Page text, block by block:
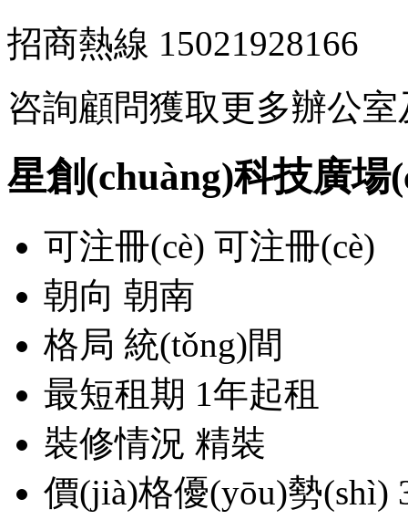
招商熱線 15021928166
咨詢顧問獲取更多辦公
星創(chuàng)科技廣場
可注冊(cè) 可注冊(cè)
朝向 朝南
格局 統(tǒng)間
最短租期 1年起租
裝修情況 精裝
價(jià)格優(yōu)勢(shì)